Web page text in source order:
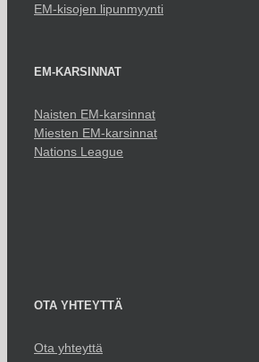
EM-kisojen lipunmyynti
EM-KARSINNAT
Naisten EM-karsinnat
Miesten EM-karsinnat
Nations League
OTA YHTEYTTÄ
Ota yhteyttä